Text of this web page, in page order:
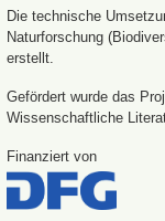
Die technische
Naturforschung
erstellt.
Gefördert wurde das
Wissenschaftliche
Finanziert von